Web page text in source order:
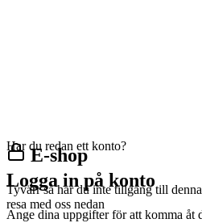
E-shop
Tyvärr så har du inte tillgång till
resa med oss nedan
Har du redan ett konto?
Logga in på konto
Ange dina uppgifter för att komma åt